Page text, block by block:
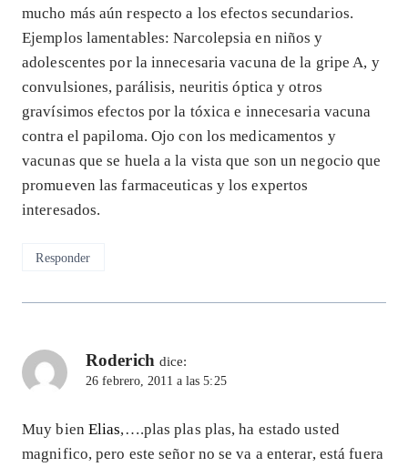
mucho más aún respecto a los efectos secundarios.
Ejemplos lamentables: Narcolepsia en niños y
adolescentes por la innecesaria vacuna de la gripe A, y
convulsiones, parálisis, neuritis óptica y otros
gravísimos efectos por la tóxica e innecesaria vacuna
contra el papiloma. Ojo con los medicamentos y
vacunas que se huela a la vista que son un negocio que
promueven las farmaceuticas y los expertos
interesados.
Responder
Roderich dice:
26 febrero, 2011 a las 5:25
Muy bien Elias,….plas plas plas, ha estado usted
magnifico, pero este señor no se va a enterar, está fuera